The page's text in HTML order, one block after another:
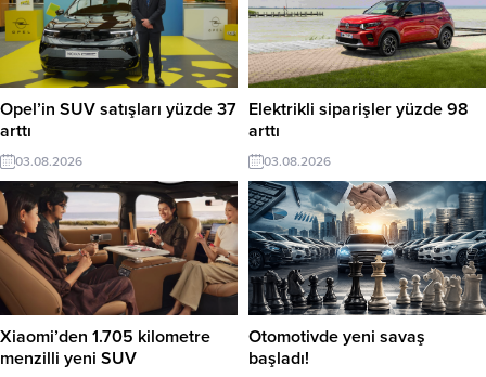
Opel’in SUV satışları yüzde 37
arttı
03.08.2026
Elektrikli siparişler yüzde 98
arttı
03.08.2026
Xiaomi’den 1.705 kilometre
menzilli yeni SUV
Otomotivde yeni savaş
başladı!